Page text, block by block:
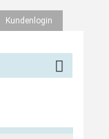
Kundenlogin